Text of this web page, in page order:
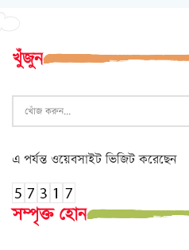
খুঁজুন
এ পর্যন্ত ওয়েবসাইট ভিজিট করেছেন
সম্পৃক্ত হোন